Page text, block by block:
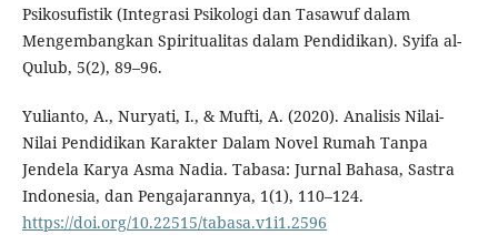
Psikosufistik (Integrasi Psikologi dan Tasawuf dalam
Mengembangkan Spiritualitas dalam Pendidikan). Syifa al-
Qulub, 5(2), 89–96.
Yulianto, A., Nuryati, I., & Mufti, A. (2020). Analisis Nilai-
Nilai Pendidikan Karakter Dalam Novel Rumah Tanpa
Jendela Karya Asma Nadia. Tabasa: Jurnal Bahasa, Sastra
Indonesia, dan Pengajarannya, 1(1), 110–124.
https://doi.org/10.22515/tabasa.v1i1.2596